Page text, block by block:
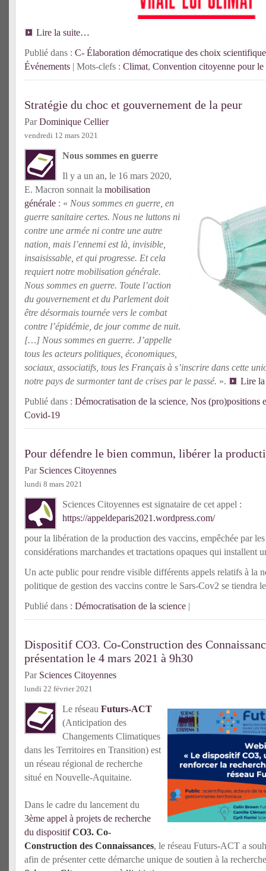
Lire la suite…
Publié dans : C- Élaboration démocratique des choix
Événements | Mots-clefs : Climat, Convention citoyenne pour
Stratégie du choc et gouvernement de la peur
ParDominique Cellier
vendredi 12 mars 2021
Nous sommes en guerre
Il y a un an, le 16 mars 2020,
E. Macron sonnait la mobilisation
générale : « Nous sommes en guerre, en
guerre sanitaire certes. Nous ne luttons ni
contre une armée ni contre une autre
nation, mais l’ennemi est là, invisible,
insaisissable, et qui progresse. Et cela
requiert notre mobilisation générale.
Nous sommes en guerre. Toute l’action
du gouvernement et du Parlement doit
être désormais tournée vers le combat
contre l’épidémie, de jour comme de nuit.
[…] Nous sommes en guerre. J’appelle
tous les acteurs politiques, économiques,
sociaux, associatifs, tous les Français à s’inscrire dans cette
notre pays de surmonter tant de crises par le passé. ».
Lire
Publié dans : Démocratisation de la science, Nos (pro)positions
Covid-19
Pour défendre le bien commun, libérer la
Par Sciences Citoyennes
lundi 8 mars 2021
Sciences Citoyennes est signataire de cet appel :
https://appeldeparis2021.wordpress.com/
pour la libération de la production des vaccins, empêchée par
considérations marchandes et tractations opaques qui installent
Un acte public pour rendre visible différents appels relatifs à la
politique de gestion des vaccins contre le Sars-Cov2 se tiendra
Publié dans : Démocratisation de la science |
Dispositif CO3. Co-Construction des
présentation le 4 mars 2021 à 9h30
Par Sciences Citoyennes
lundi 22 février 2021
Le réseau Futurs-ACT
(Anticipation des
Changements Climatiques
dans les Territoires en Transition) est
un réseau régional de recherche
situé en Nouvelle-Aquitaine.
Dans le cadre du lancement du
3ème appel à projets de recherche
du dispositifCO3. Co-
Construction des Connaissances, le réseau Futurs-ACT a
afin de présenter cette démarche unique de soutien à la